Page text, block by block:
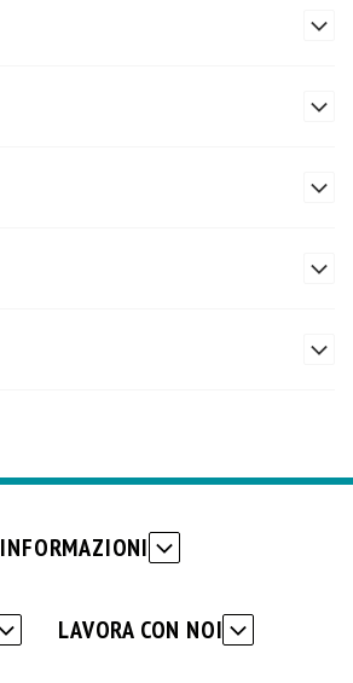
INFORMAZIONI
LAVORA CON NOI